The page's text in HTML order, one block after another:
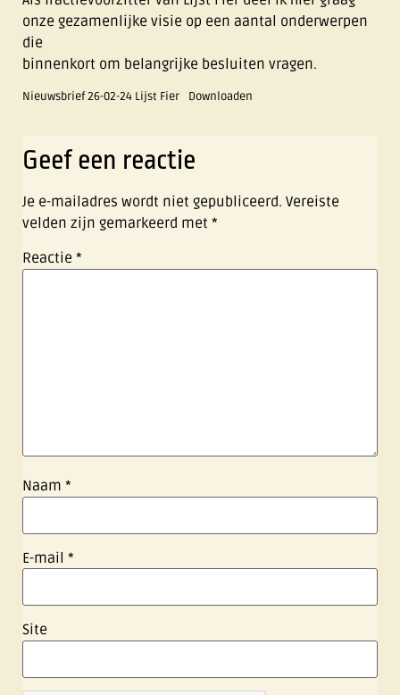
onze gezamenlijke visie op een aantal onderwerpen
die
binnenkort om belangrijke besluiten vragen.
Nieuwsbrief 26-02-24 Lijst Fier Downloaden
Geef een reactie
Je e-mailadres wordt niet gepubliceerd. Vereiste
velden zijn gemarkeerd met *
Reactie *
Naam *
E-mail *
Site